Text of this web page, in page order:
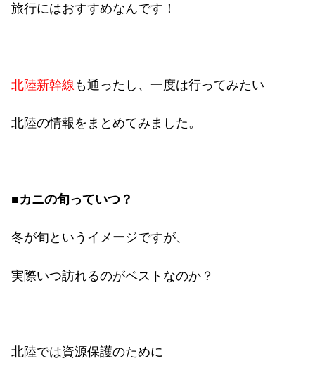
旅行にはおすすめなんです！
北陸新幹線 も通ったし、一度は行ってみたい
北陸の情報をまとめてみました。
■カニの旬っていつ？
冬が旬というイメージですが、
実際いつ訪れるのがベストなのか？
北陸では資源保護のために